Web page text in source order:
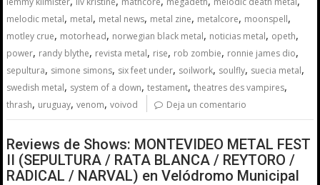
melodic metal, metal, metal news, metal zine, metalcore, moonspell,
motley crue, motorhead, norwegian black metal, noticias metal, opeth,
power, randy blythe, revista metal, rise, rob zombie, ronnie james dio,
sepultura, simone simons, six feet under, soilwork, soulfly, suecia metal,
swedish metal, system of a down,testament,theatres des vampires,
thrash, uruguay,venom,voivod Deja un comentario
Reviews de Shows: MONTEVIDEO METAL FEST
II (SEPULTURA / RATA BLANCA / REYTORO /
RADICAL / NARVAL) en Velódromo Municipal